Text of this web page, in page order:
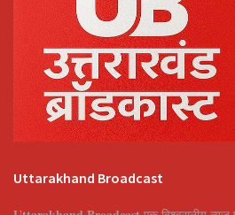
Uttarakhand Broadcast